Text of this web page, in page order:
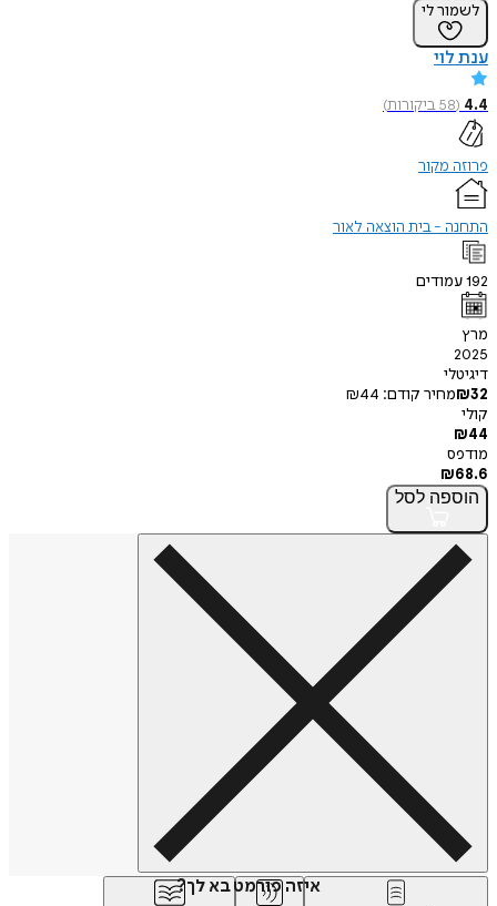
לשמור לי
ענת לוי
4.4
(
58ביקורות)
פרוזה מקור
התחנה - בית הוצאה לאור
192עמודים
מרץ
2025
דיגיטלי
₪32 מחיר קודם: ₪44
קולי
₪44
מודפס
₪68.6
הוספה לסל
איזה פורמט בא לך?